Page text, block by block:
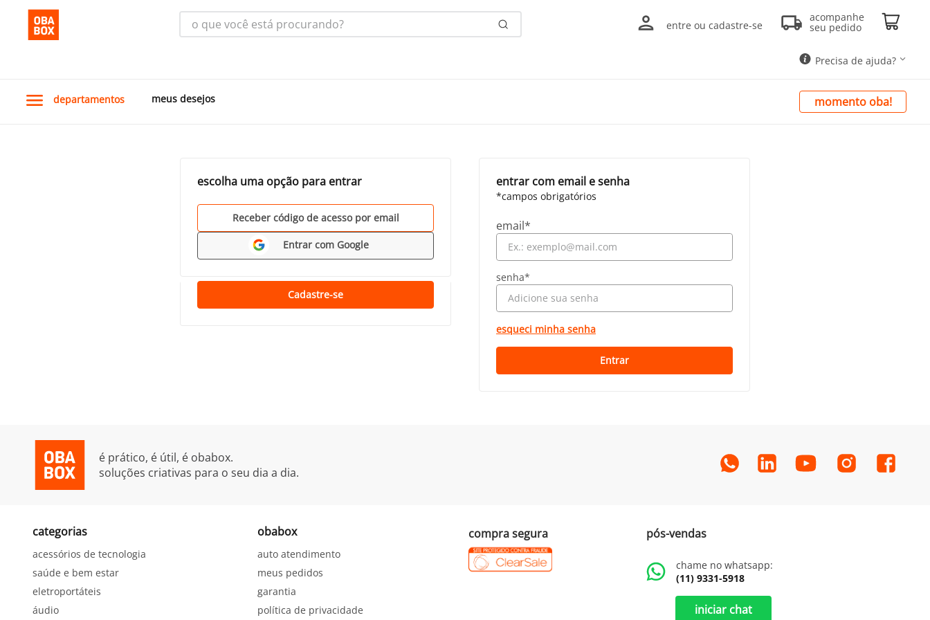
o que você está procurando?
entre ou cadastre-se
acompanhe
seu pedido
Precisa de ajuda?
departamentos meus desejos momento oba!
escolha uma opção para entrar
Receber código de acesso por email
Entrar com Google
entrar com email e senha
esqueci minha senha
Entrar
é prático, é útil, é obabox.
soluções criativas para o seu dia a dia.
categorias
acessórios de tecnologia
saúde e bem estar
eletroportáteis
áudio
obabox
auto atendimento
meus pedidos
garantia
política de privacidade
compra segura pós-vendas
chame no whatsapp:
(11) 9331-5918
iniciar chat